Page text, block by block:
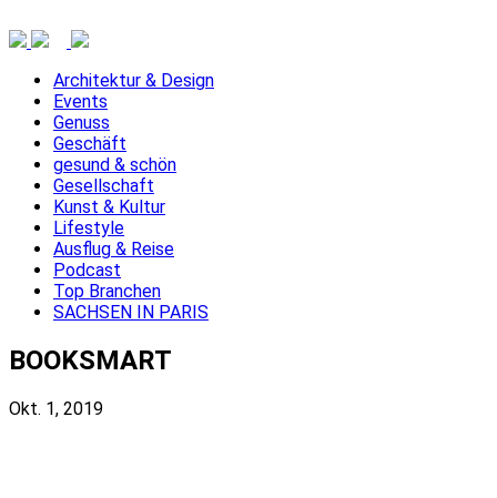
Architektur & Design
Events
Genuss
Geschäft
gesund & schön
Gesellschaft
Kunst & Kultur
Lifestyle
Ausflug & Reise
Podcast
Top Branchen
SACHSEN IN PARIS
BOOKSMART
Okt. 1, 2019